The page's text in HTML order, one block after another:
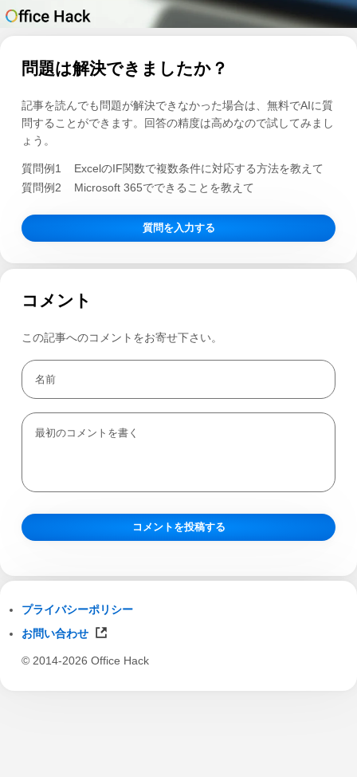
問題は解決できましたか？
記事を読んでも問題が解決できなかった場合は、無料でAIに質
問することができます。回答の精度は高めなので試してみまし
ょう。
質問例1
ExcelのIF関数で複数条件に対応する方法を教えて
質問例2
Microsoft 365でできることを教えて
質問を入力する
コメント
この記事へのコメントをお寄せ下さい。
プライバシーポリシー
お問い合わせ
© 2014-2026 Office Hack